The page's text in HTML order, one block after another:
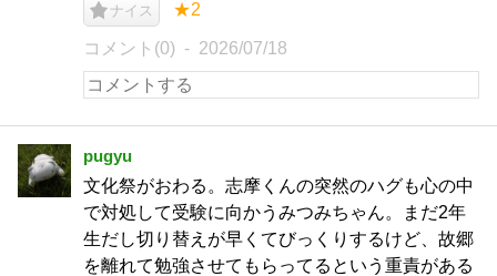
ナイス ★2
コメント(0) 2026/07/18
pugyu
文化祭がおわる。志摩くんの突然のハグも心の中
で対処して受験に向かうみつみちゃん。まだ2年
生だし切り替えが早くてびっくりするけど、故郷
を離れて勉強させてもらってるという重責がある